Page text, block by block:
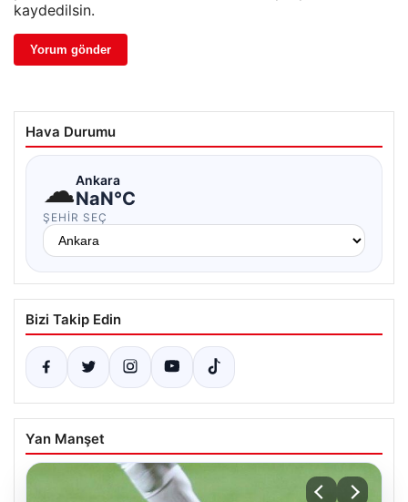
kaydedilsin.
Hava Durumu
☁Ankara
NaN°C
ŞEHIR SEÇ
Bizi Takip Edin
Yan Manşet